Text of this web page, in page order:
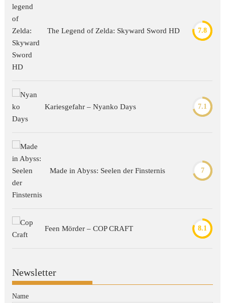
The Legend of Zelda: Skyward Sword HD 7.8
Kariesgefahr – Nyanko Days 7.1
Made in Abyss: Seelen der Finsternis 7
Feen Mörder – COP CRAFT 8.1
Newsletter
Name